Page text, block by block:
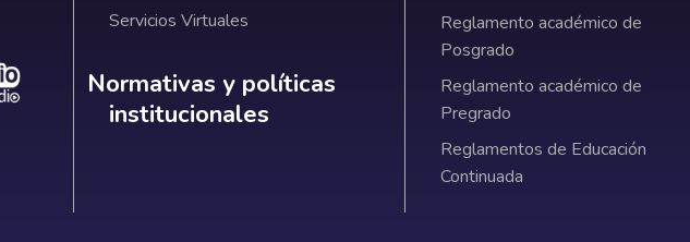
Servicios Virtuales
Normativas y políticas institucionales
Normativas y políticas
institucionales
Reglamento académico de
Posgrado
Reglamento académico de
Pregrado
Reglamentos de Educación
Continuada